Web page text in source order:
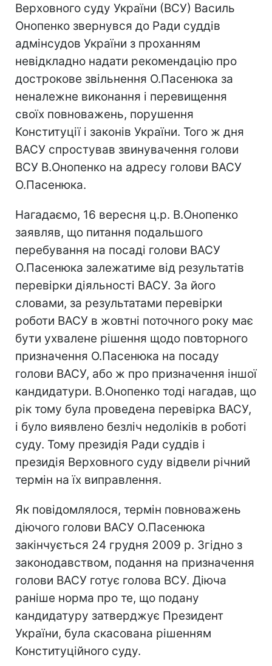
Верховного суду України (ВСУ) Василь
Онопенко звернувся до Ради суддів
адмінсудов України з проханням
невідкладно надати рекомендацію про
дострокове звільнення О.Пасенюка за
неналежне виконання і перевищення
своїх повноважень, порушення
Конституції і законів України. Того ж дня
ВАСУ спростував звинувачення голови
ВСУ В.Онопенко на адресу голови ВАСУ
О.Пасенюка.
Нагадаємо, 16 вересня ц.р. В.Онопенко
заявляв, що питання подальшого
перебування на посаді голови ВАСУ
О.Пасенюка залежатиме від результатів
перевірки діяльності ВАСУ. За його
словами, за результатами перевірки
роботи ВАСУ в жовтні поточного року має
бути ухвалене рішення щодо повторного
призначення О.Пасенюка на посаду
голови ВАСУ, або ж про призначення іншої
кандидатури. В.Онопенко тоді нагадав, що
рік тому була проведена перевірка ВАСУ,
і було виявлено безліч недоліків в роботі
суду. Тому президія Ради суддів і
президія Верховного суду відвели річний
термін на їх виправлення.
Як повідомлялося, термін повноважень
діючого голови ВАСУ О.Пасенюка
закінчується 24 грудня 2009 р. Згідно з
законодавством, подання на призначення
голови ВАСУ готує голова ВСУ. Діюча
раніше норма про те, що подану
кандидатуру затверджує Президент
України, була скасована рішенням
Конституційного суду.